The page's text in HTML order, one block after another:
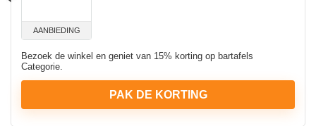
AANBIEDING
Bezoek de winkel en geniet van 15% korting op bartafels
Categorie.
PAK DE KORTING